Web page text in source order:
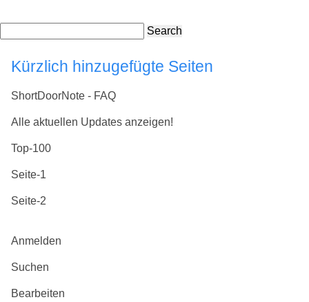
Search
Kürzlich hinzugefügte Seiten
ShortDoorNote - FAQ
Alle aktuellen Updates anzeigen!
Top-100
Seite-1
Seite-2
Anmelden
Suchen
Bearbeiten